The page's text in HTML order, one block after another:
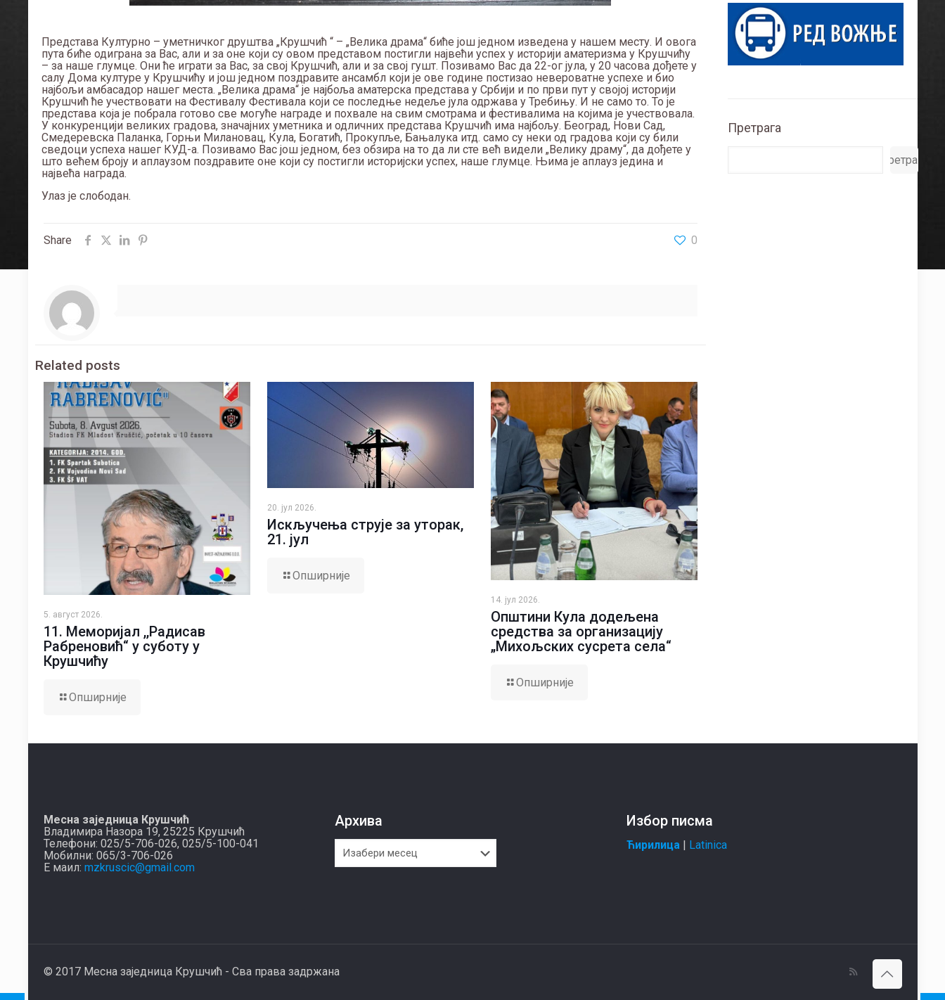
Представа Културно – уметничког друштва „Крушчић “ – „Велика драма“ биће још једном изведена у нашем месту. И овога
пута биће одиграна за Вас, али и за оне који су овом представом постигли највећи успех у историји аматеризма у Крушчићу
– за наше глумце. Они ће играти за Вас, за свој Крушчић, али и за свој гушт. Позивамо Вас да 22-ог јула, у 20 часова дођете у
салу Дома културе у Крушчићу и још једном поздравите ансамбл који је ове године постизао невероватне успехе и био
најбољи амбасадор нашег места. „Велика драма“ је најбоља аматерска представа у Србији и по први пут у својој историји
Крушчић ће учествовати на Фестивалу Фестивала који се последње недеље јула одржава у Требињу. И не само то. То је
представа која је побрала готово све могуће награде и похвале на свим смотрама и фестивалима на којима је учествовала.
У конкуренцији великих градова, значајних уметника и одличних представа Крушчић има најбољу. Београд, Нови Сад,
Смедеревска Паланка, Горњи Милановац, Кула, Богатић, Прокупље, Бањалука итд. само су неки од градова који су били
сведоци успеха нашег КУД-а. Позивамо Вас још једном, без обзира на то да ли сте већ видели „Велику драму“, да дођете у
што већем броју и аплаузом поздравите оне који су постигли историјски успех, наше глумце. Њима је аплауз једина и
највећа награда.
Улаз је слободан.
Share 0
Related posts
5. август 2026.
11. Меморијал ,,Радисав
Рабреновић“ у суботу у
Крушчићу
Опширније
20. јул 2026.
Искључења струје за уторак,
21. јул
Опширније
14. јул 2026.
Општини Кула додељена
средства за организацију
„Михољских сусрета села“
Опширније
Претрага
Претрага
Месна заједница Крушчић
Владимира Назора 19, 25225 Крушчић
Телефони: 025/5-706-026, 025/5-100-041
Мобилни: 065/3-706-026
Е маил: mzkruscic@gmail.com
Архива Избор писма
Ћирилица Latinica
© 2017 Месна заједница Крушчић - Сва права задржана